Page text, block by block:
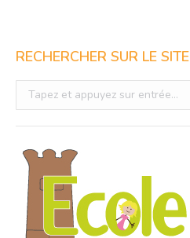
RECHERCHER SUR LE SITE
Recherche
: